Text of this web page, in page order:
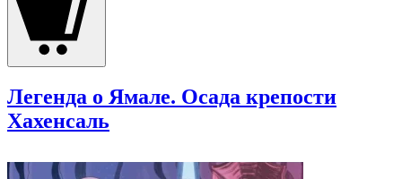
Легенда о Ямале. Осада крепости
Хахенсаль